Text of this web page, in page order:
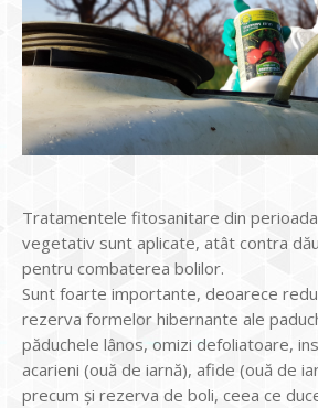
Tratamentele fitosanitare din
vegetativ sunt aplicate, atât contra
pentru combaterea bolilor.
Sunt foarte importante, deoarece
rezerva formelor hibernante ale
păduchele lânos, omizi defoliatoare,
acarieni (ouă de iarnă), afide (ouă de
precum şi rezerva de boli, ceea ce